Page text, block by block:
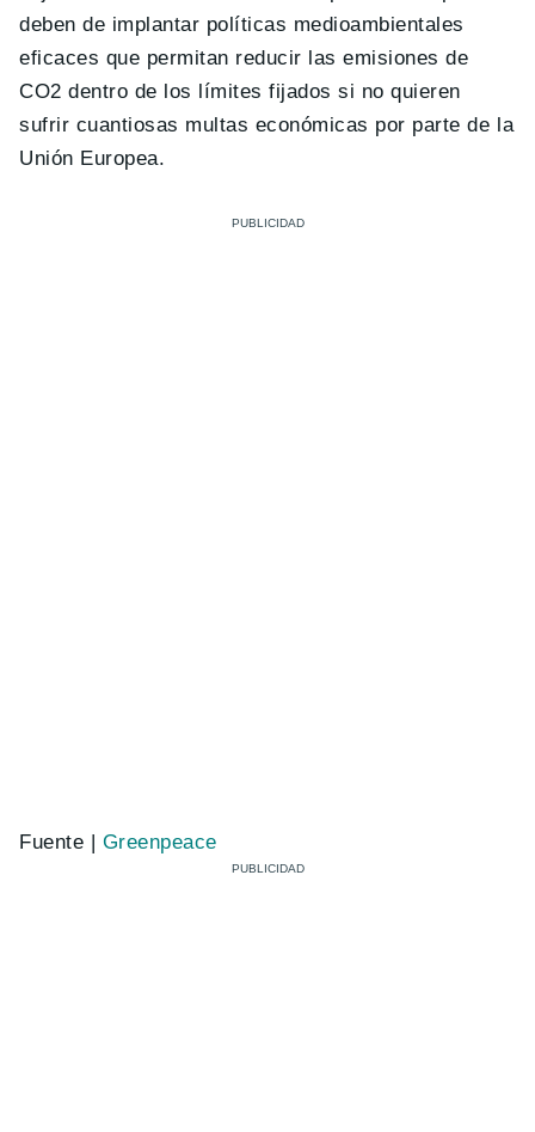
deben de implantar políticas medioambientales
eficaces que permitan reducir las emisiones de
CO2 dentro de los límites fijados si no quieren
sufrir cuantiosas multas económicas por parte de la
Unión Europea.
Fuente | Greenpeace